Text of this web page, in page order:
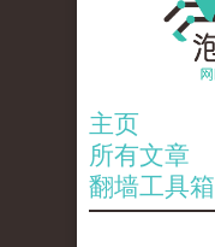
主页
所有文章
翻墙工具箱